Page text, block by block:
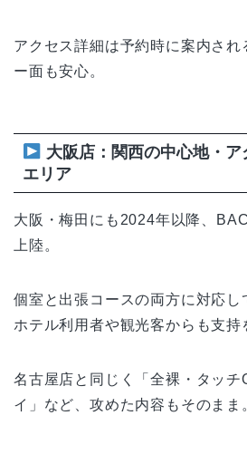
アクセス詳細は予約時に案内され
ー面も安心。
大阪店：関西の中心地・ア
エリア
大阪・梅田にも2024年以降、
上陸。
個室と出張コースの両方に対応し
ホテル利用者や観光客からも支持
名古屋店と同じく「全裸・タッチ
イ」など、攻めた内容もそのまま